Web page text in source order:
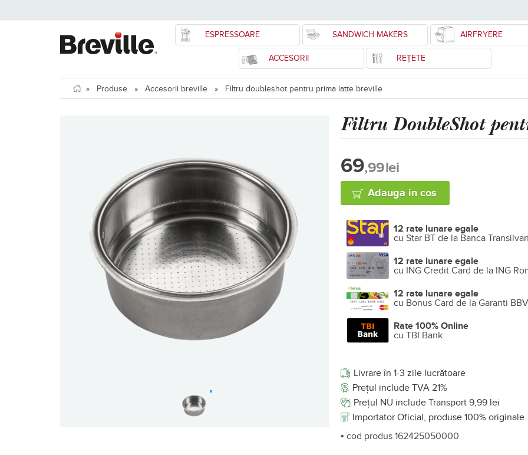
ESPRESSOARE SANDWICH MAKERS AIRFRYERE
ACCESORII REȚETE
» Produse » Accesorii breville » Filtru doubleshot pentru prima latte breville
Filtru DoubleShot
69,99lei
Adauga in cos
12 rate lunare egale
cu Star BT de la Banca
12 rate lunare egale
cu ING Credit Card de la ING
12 rate lunare egale
cu Bonus Card de la Garanti
Rate 100% Online
cu TBI Bank
Livrare în 1-3 zile lucrătoare
Prețul include TVA 21%
Prețul NU include Transport 9,99 lei
Importator Oficial, produse 100% originale
• cod produs 162425050000